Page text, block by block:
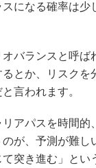
になる確率は
バランスと呼ば
とか、リスクを
言われます。
アパスを時間的
が、予測が難し
突き進む」とい